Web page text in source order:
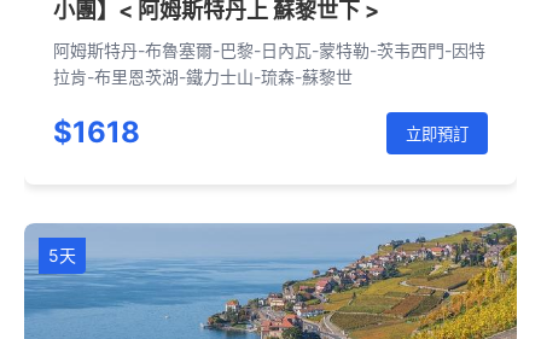
小團】< 阿姆斯特丹上 蘇黎世下 >
阿姆斯特丹-布魯塞爾-巴黎-日內瓦-蒙特勒-茨韦西門-因特
拉肯-布里恩茨湖-鐵力士山-琉森-蘇黎世
$1618 立即預訂
5天